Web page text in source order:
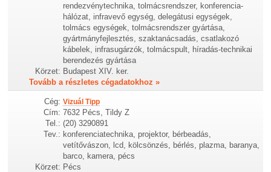
rendezvénytechnika, tolmácsrendszer, konferencia-
hálózat, infravevő egység, delegátusi egységek,
tolmács egységek, tolmácsrendszer gyártása,
gyártmányfejlesztés, szaktanácsadás, csatlakozó
kábelek, infrasugárzók, tolmácspult, híradás-technikai
berendezés gyártása
Körzet: Budapest XIV. ker.
Tovább a részletes cégadatokhoz »
Cég: Vizuál Tipp
Cím: 7632 Pécs, Tildy Z
Tel.: (20) 3290891
Tev.: konferenciatechnika, projektor, bérbeadás,
vetítővászon, lcd, kölcsönzés, bérlés, plazma, baranya,
barco, kamera, pécs
Körzet: Pécs